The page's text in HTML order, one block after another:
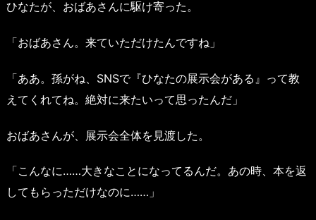
ひなたが、おばあさんに駆け寄った。
「おばあさん。来ていただけたんですね」
「ああ。孫がね、SNSで『ひなたの展示会がある』って教
えてくれてね。絶対に来たいって思ったんだ」
おばあさんが、展示会全体を見渡した。
「こんなに……大きなことになってるんだ。あの時、本を返
してもらっただけなのに……」